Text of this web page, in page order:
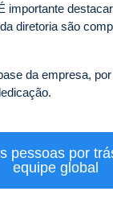
importante
diretoria são
da empresa,
pessoas por
equipe global